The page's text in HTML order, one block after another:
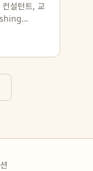
설턴트, 교
테이션 누
리한 실무